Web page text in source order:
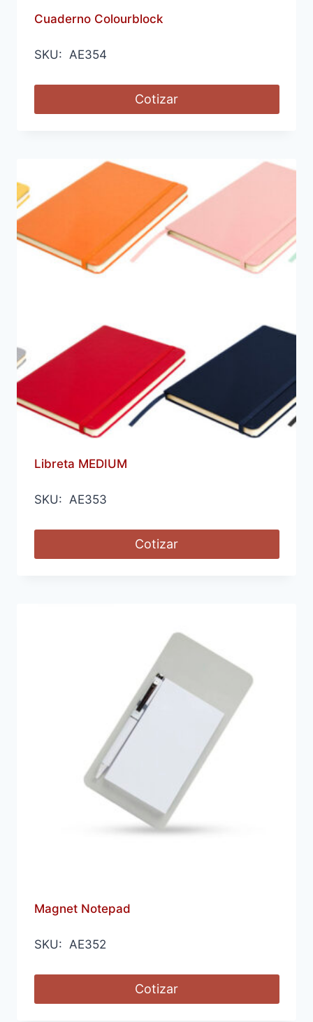
Cuaderno Colourblock
SKU: AE354
Cotizar
Libreta MEDIUM
SKU: AE353
Cotizar
Magnet Notepad
SKU: AE352
Cotizar